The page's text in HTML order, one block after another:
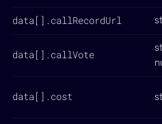
data[].callRecordUrl
data[].callVote
data[].cost